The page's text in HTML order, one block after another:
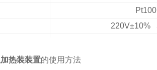
Pt100
220V±10%
热装装置的使用方法